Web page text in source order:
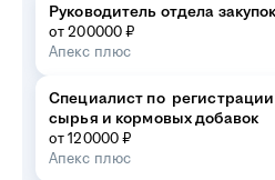
Руководитель отдела закупок
от 200000 ₽
Апекс плюс
Специалист по
сырья и кормовых добавок
от 120000 ₽
Апекс плюс